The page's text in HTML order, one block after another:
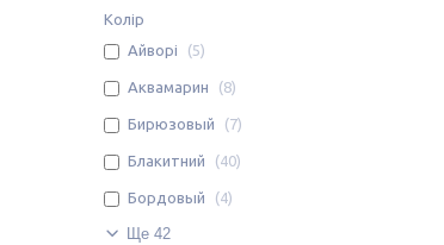
Колір
Айворі
5
Аквамарин 8
Бирюзовый 7
Блакитний 40
Бордовый 4
Ще 42